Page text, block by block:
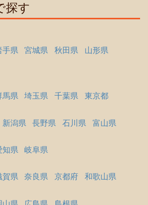
探す
手県 宮城県 秋田県 山形県
馬県 埼玉県 千葉県
東京都
新潟県 長野県 石川県
富山県
知県
岐阜県
賀県 奈良県 京都府
和歌山県